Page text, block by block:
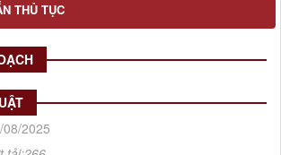
THỦ TỤC
tải:806
QĐ-UBND v/v Ban hành Kế hoạch thông
cách hành chính nhà nước thành phố
2025